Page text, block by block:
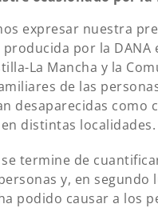
expresar nuestra
por la DANA
La Mancha y la
de las
desaparecidas como
distintas localidades.
termine de
y, en
podido causar a los